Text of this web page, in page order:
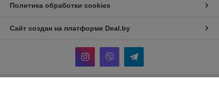
Политика обработки cookies
Сайт создан на платформе Deal.by